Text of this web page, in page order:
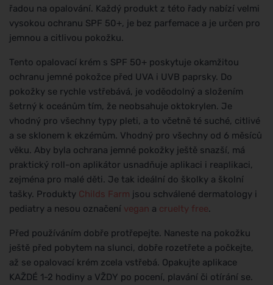
řadou na opalování. Každý produkt z této řady nabízí velmi
vysokou ochranu SPF 50+, je bez parfemace a je určen pro
jemnou a citlivou pokožku.
Tento opalovací krém s SPF 50+ poskytuje okamžitou
ochranu jemné pokožce před UVA i UVB paprsky. Do
pokožky se rychle vstřebává, je voděodolný a složením
šetrný k oceánům tím, že neobsahuje oktokrylen. Je
vhodný pro všechny typy pleti, a to včetně té suché, citlivé
a se sklonem k ekzémům. Vhodný pro všechny od 6 měsíců
věku. Aby byla ochrana jemné pokožky ještě snazší, má
praktický roll-on aplikátor usnadňuje aplikaci i reaplikaci,
zejména pro malé děti. Je tak ideální do školky a školní
tašky. Produkty Childs Farm jsou schválené dermatology i
pediatry a nesou označení vegan a cruelty free.
Před používáním dobře protřepejte. Naneste na pokožku
ještě před pobytem na slunci, dobře rozetřete a počkejte,
až se opalovací krém zcela vstřebá. Opakujte aplikace
KAŽDÉ 1-2 hodiny a VŽDY po pocení, plavání či otírání se.